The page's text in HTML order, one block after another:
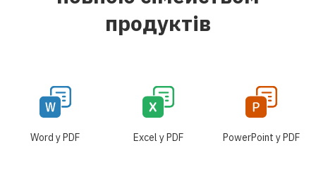
продуктів
Word у PDF Excel у PDF PowerPoint у PDF